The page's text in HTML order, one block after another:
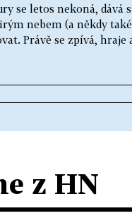
se letos nekoná, dává
nebem (a někdy
Právě se zpívá, hraje
z HN